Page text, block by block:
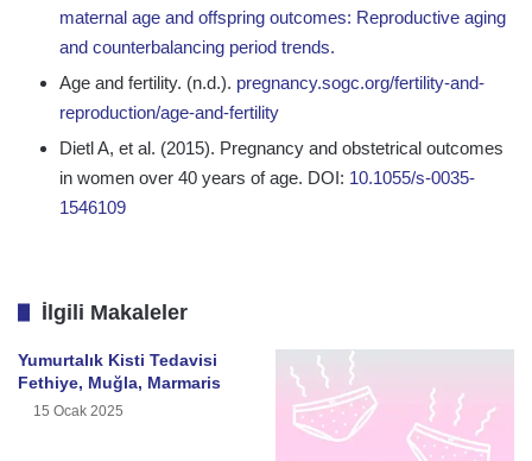
maternal age and offspring outcomes: Reproductive aging
and counterbalancing period trends.
Age and fertility. (n.d.). pregnancy.sogc.org/fertility-and-
reproduction/age-and-fertility
Dietl A, et al. (2015). Pregnancy and obstetrical outcomes
in women over 40 years of age. DOI: 10.1055/s-0035-
1546109
İlgili Makaleler
Yumurtalık Kisti Tedavisi
Fethiye, Muğla, Marmaris
15 Ocak 2025